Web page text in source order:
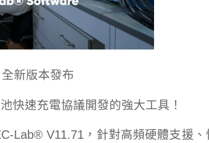
新版本發布
快速充電協議開發的強大工具！
Lab® V11.71，針對高頻硬體支援